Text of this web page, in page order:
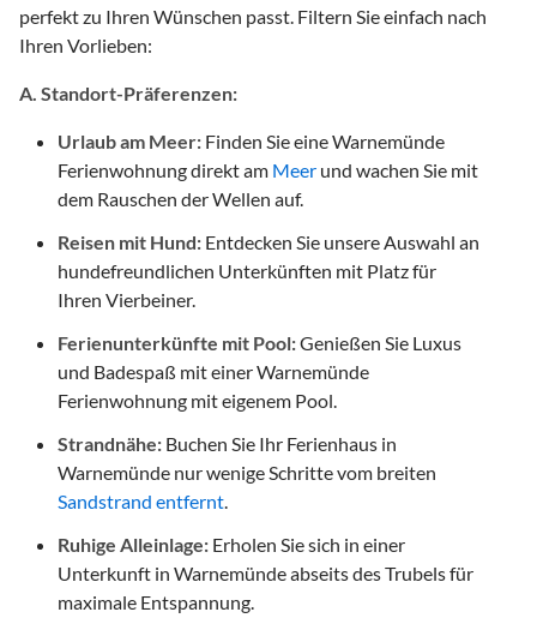
perfekt zu Ihren Wünschen passt. Filtern Sie einfach nach
Ihren Vorlieben:
A. Standort-Präferenzen:
Urlaub am Meer: Finden Sie eine Warnemünde
Ferienwohnung direkt am Meer und wachen Sie mit
dem Rauschen der Wellen auf.
Reisen mit Hund: Entdecken Sie unsere Auswahl an
hundefreundlichen Unterkünften mit Platz für
Ihren Vierbeiner.
Ferienunterkünfte mit Pool:Genießen Sie Luxus
und Badespaß mit einer Warnemünde
Ferienwohnung mit eigenem Pool.
Strandnähe: Buchen Sie Ihr Ferienhaus in
Warnemünde nur wenige Schritte vom breiten
Sandstrand entfernt
Ruhige Alleinlage: Erholen Sie sich in einer
Unterkunft in Warnemünde abseits des Trubels für
maximale Entspannung.